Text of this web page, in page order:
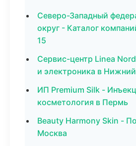
Северо-Западный
округ - Каталог
15
Сервис-центр Linea
и электроника в
ИП Premium Silk -
косметология в Пермь
Beauty Harmony Skin -
Москва